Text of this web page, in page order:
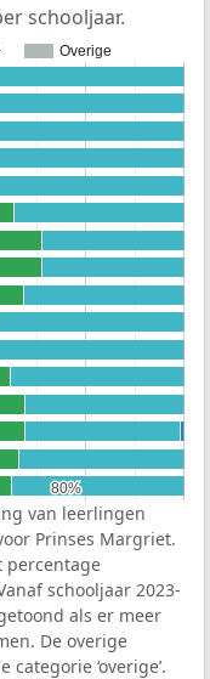
schooljaar.
Overige
80%
80%
van leerlingen
Prinses Margriet.
percentage
schooljaar 2023-
als er meer
De overige
‘overige’.